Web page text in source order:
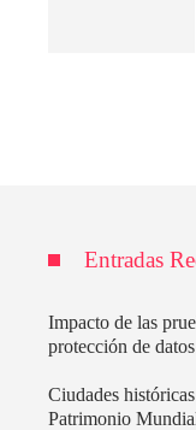
Entradas
Impacto de las
protección de
Ciudades
Patrimonio